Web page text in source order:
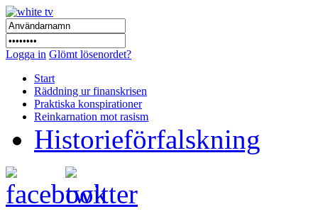
Logga in Glömt lösenordet?
Start
Räddning ur finanskrisen
Praktiska konspirationer
Reinkarnation mot rasism
Historieförfalskning